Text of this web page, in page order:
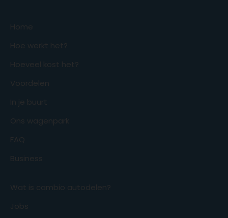
Home
Hoe werkt het?
Hoeveel kost het?
Voordelen
In je buurt
Ons wagenpark
FAQ
Business
Wat is cambio autodelen?
Jobs